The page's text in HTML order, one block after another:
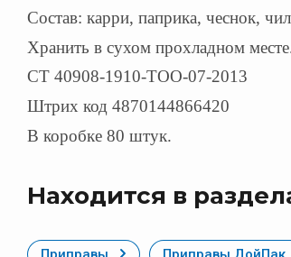
Состав: карри, паприка, чеснок,
Хранить в сухом прохладном
СТ 40908-1910-ТОО-07-2013
Штрих код 4870144866420
В коробке 80 штук.
Находится в